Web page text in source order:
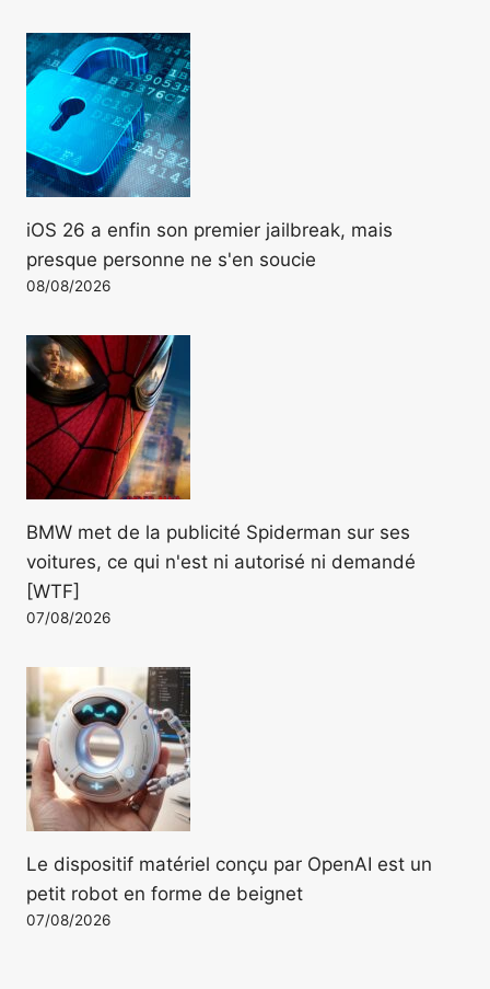
iOS 26 a enfin son premier jailbreak, mais
presque personne ne s'en soucie
08/08/2026
BMW met de la publicité Spiderman sur ses
voitures, ce qui n'est ni autorisé ni demandé
[WTF]
07/08/2026
Le dispositif matériel conçu par OpenAI est un
petit robot en forme de beignet
07/08/2026